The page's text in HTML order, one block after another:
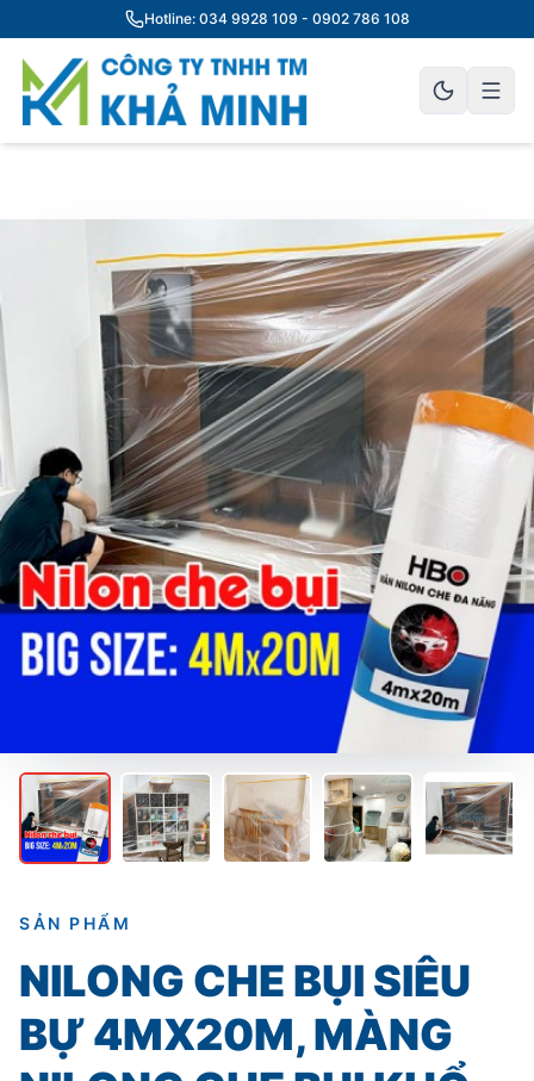
Hotline: 034 9928 109 - 0902 786 108
SẢN PHẨM
NILONG CHE BỤI SIÊU
BỰ 4MX20M, MÀNG